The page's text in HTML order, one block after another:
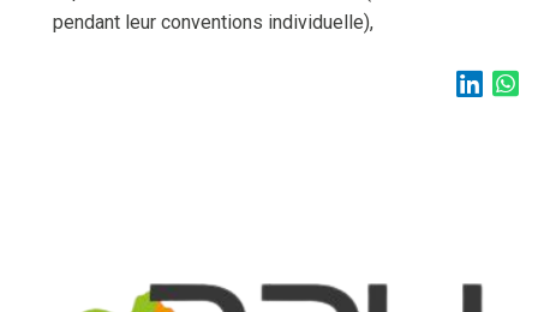
pendant leur conventions individuelle),